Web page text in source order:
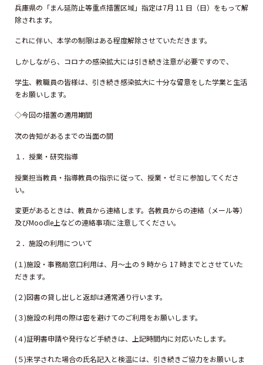
兵庫県の「まん延防止等重点措置区域」指定は7月 11 日（日）をもって解
除されます。
これに伴い、本学の制限はある程度解除させていただきます。
しかしながら、コロナの感染拡大には引き続き注意が必要ですので、
学生、教職員の皆様は、引き続き感染拡大に十分な留意をした学業と生活
をお願いします。
◇今回の措置の適用期間
次の告知があるまでの当面の間
１．授業・研究指導
授業担当教員・指導教員の指示に従って、授業・ゼミに参加してくださ
い。
変更があるときは、教員から連絡します。各教員からの連絡（メール等）
及びMoodle上などの連絡事項に注意してください。
２．施設の利用について
(１)施設・事務局窓口利用は、月～土の 9 時から 17 時までとさせていた
だきます。
(２)図書の貸し出しと返却は通常通り行います。
(３)施設の利用の際は密を避けてのご利用をお願いします。
(４)証明書申請や発行など手続きは、上記時間内に対応いたします。
(５)来学された場合の氏名記入と検温には、引き続きご協力をお願いしま